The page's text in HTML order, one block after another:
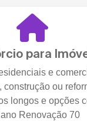
para
e
construção ou
longos e opções
Renovação 70